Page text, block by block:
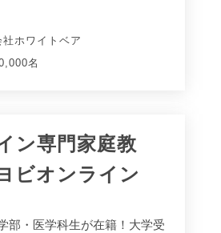
社ホワイトベア
名
ン専門家庭教
ビオンライン
部・医学科生が在籍！大学受